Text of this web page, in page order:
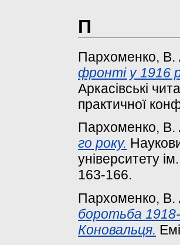
П
Пархоменко, В.
фронті у 1916
Аркасівські
практичної
Пархоменко, В.
го року.
університету
163-166.
Пархоменко, В.
боротьба
Коновальця.